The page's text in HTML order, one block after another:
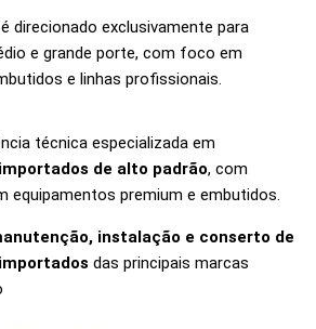
direcionado exclusivamente para
e grande porte, com foco em
e linhas profissionais.
técnica especializada em
de alto padrão, com
equipamentos premium e embutidos.
instalação e conserto de
das principais marcas